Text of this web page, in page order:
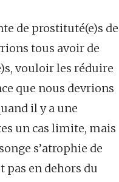
de prostituté(e)s de
tous avoir de
vouloir les réduire
que nous devrions
il y a une
un cas limite, mais
s’atrophie de
pas en dehors du